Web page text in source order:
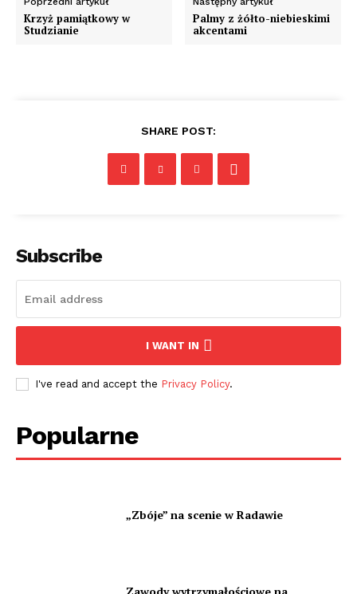
Krzyż pamiątkowy w
Studzianie
Palmy z żółto-niebieskimi
akcentami
SHARE POST:
Subscribe
I WANT IN
I've read and accept the Privacy Policy.
Popularne
„Zbóje” na scenie w Radawie